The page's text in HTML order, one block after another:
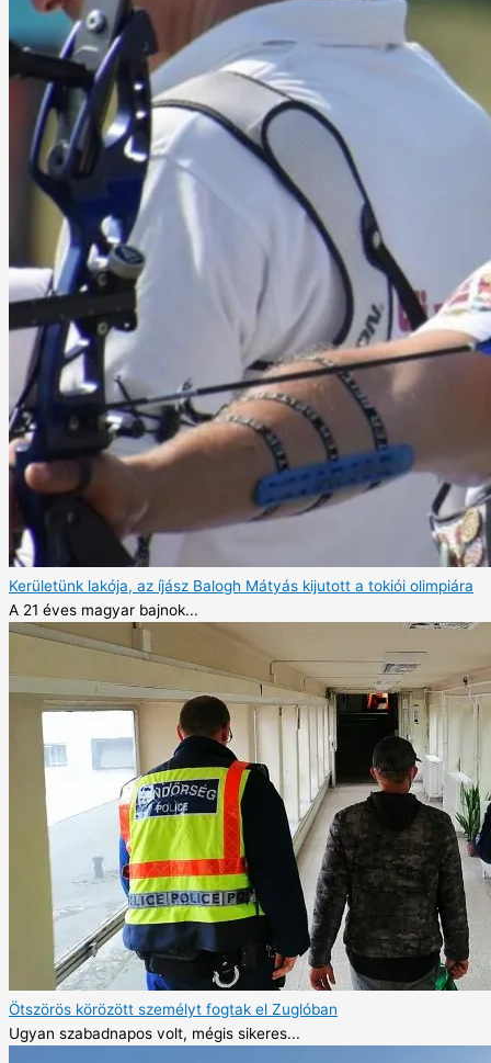
Kerületünk lakója, az íjász Balogh Mátyás kijutott a tokiói olimpiára
A 21 éves magyar bajnok...
Ötszörös körözött személyt fogtak el Zuglóban
Ugyan szabadnapos volt, mégis sikeres...